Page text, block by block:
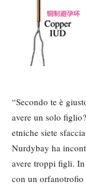
“Secondo te è
avere un solo
etniche siete
Nurdybay ha
avere troppi figli. In
con un orfanotrofio